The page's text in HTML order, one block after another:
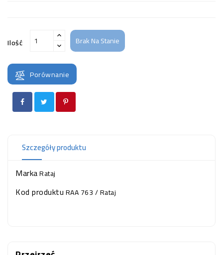
(SPRZĘT)
OCZKO
WODNE
(SPRZĘT)
KONTAKT
Ilość Brak Na Stanie
Porównanie
Szczegóły produktu
MarkaRataj
Kod produktuRAA 763 / Rataj